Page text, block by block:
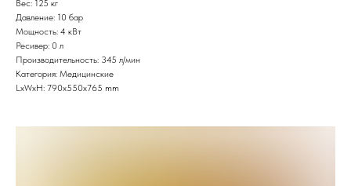
Вес: 125 кг
Давление: 10 бар
Мощность: 4 кВт
Ресивер: 0 л
Производительность: 345 л/мин
Категория: Медицинские
LxWxH: 790x550x765 mm